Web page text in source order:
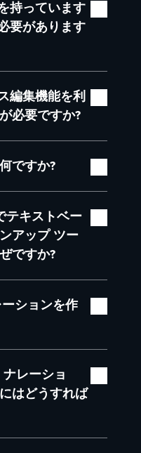
に統合されている
成したコンテンツ
より、トレーナー
ます。Camtasia
ジネス ライセン
のテキストベース
しても利用できま
まれています。さ
補完的なツールで
ションや音声を最
、画面切り替え、
持っています
要があります
編集機能と音声ク
できます。ビジネ
なります。
合は、TechSmith
によっていつでも上
きます。
サブスクリプシ
のカスタマー
ます。
編集機能を利
必要ですか?
スをお持ちであれ
ですか?
集する手法です。
て表示します。テ
すると、その部分に
す。
テキストベー
アップ ツー
ですか?
していることを確
へのアクセス方法
ションを作
生成できます。時
ションを録音した
利用したプレミア
レーショ
はどうすれば